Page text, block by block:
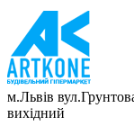
м.Львів
вихідний